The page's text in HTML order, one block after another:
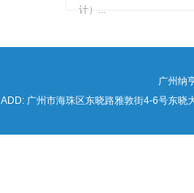
计）...
广州纳
ADD: 广州市海珠区东晓路雅敦街4-6号东